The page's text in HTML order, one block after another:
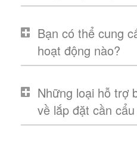
Bạn có thể cung
hoạt động nào?
Những loại hỗ trợ
về lắp đặt cần cẩu